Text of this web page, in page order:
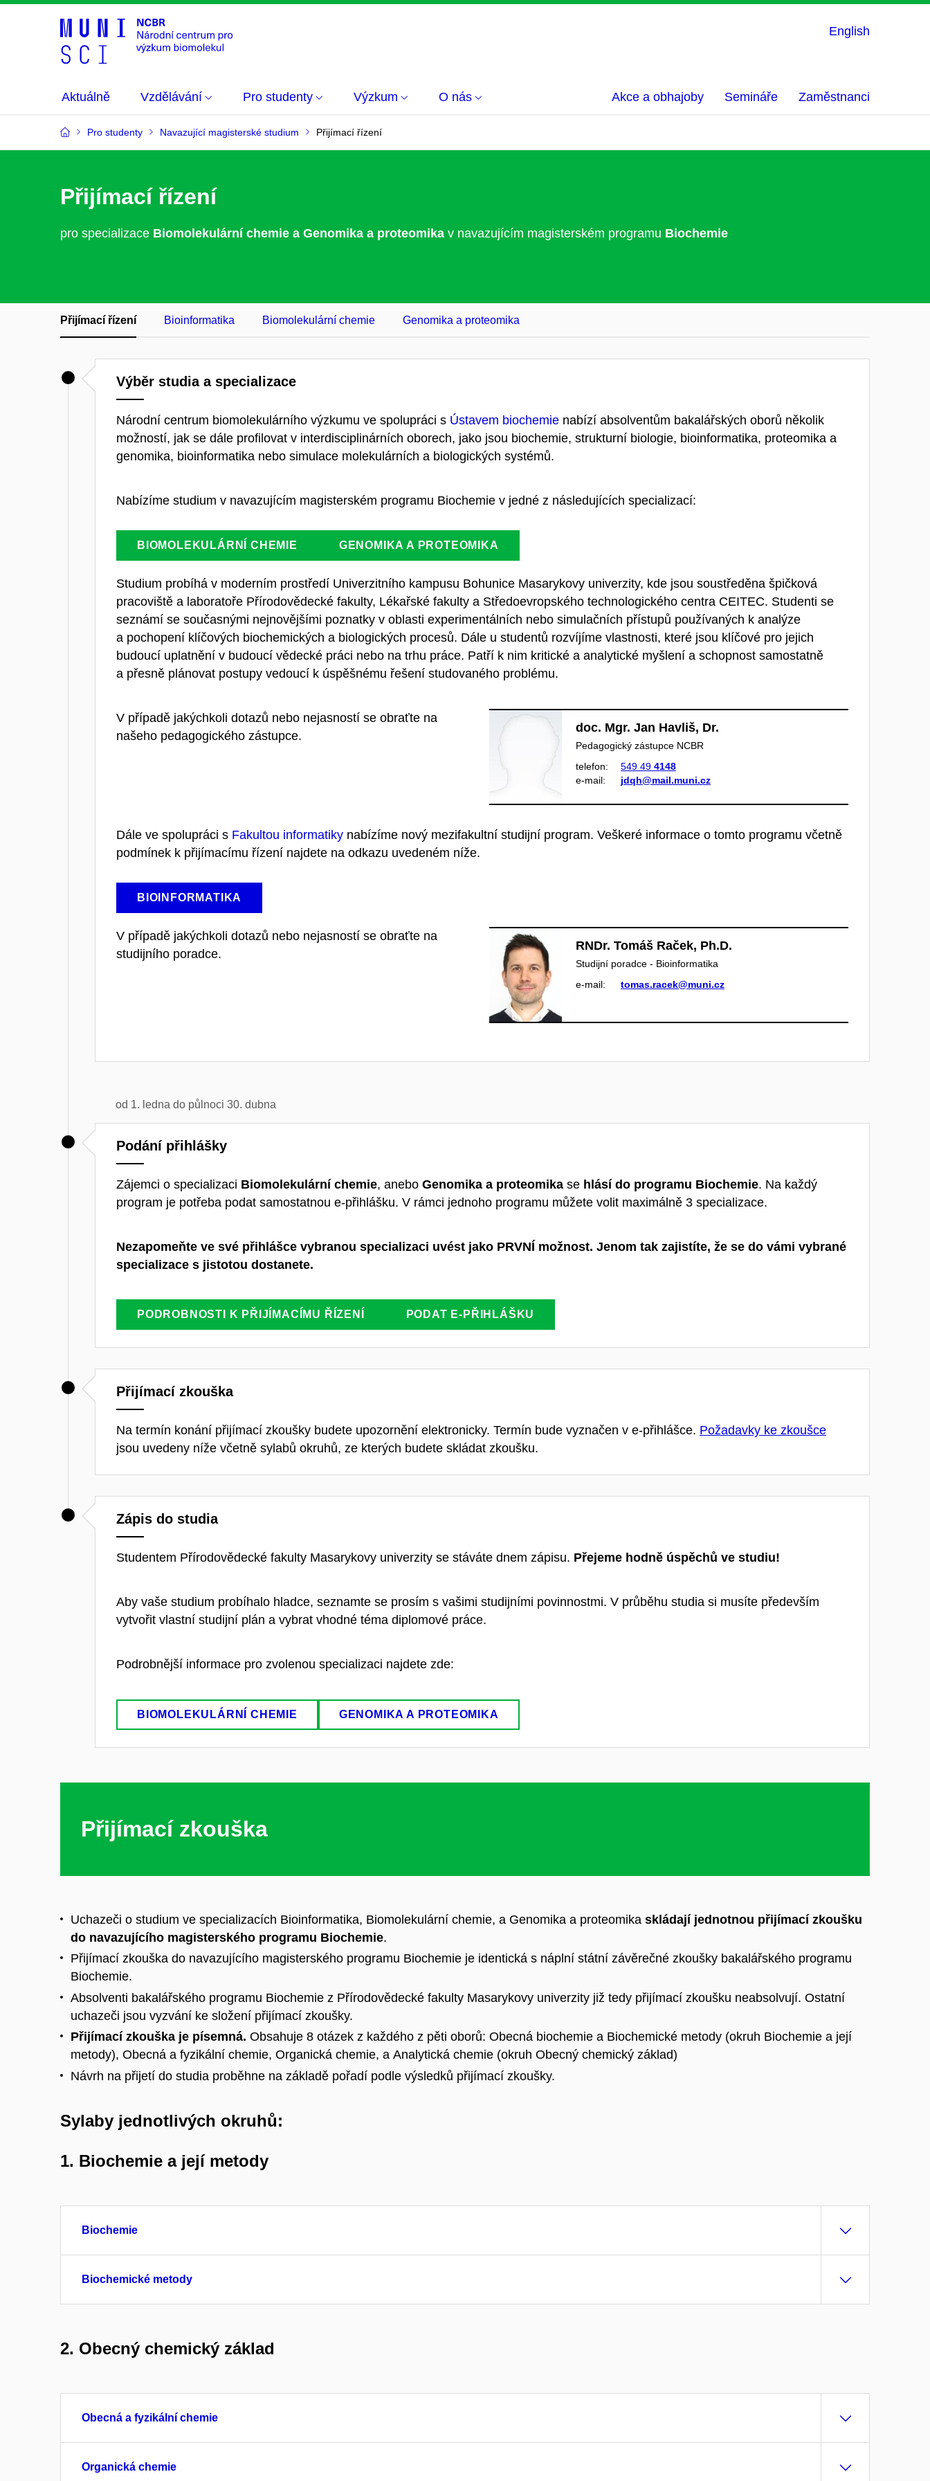
English
Aktuálně Vzdělávání Pro studenty Výzkum O nás Akce a obhajoby Semináře Zaměstnanci
Pro studenty Navazující magisterské studium Přijímací řízení
Přijímací řízení
pro specializace Biomolekulární chemie a Genomika a proteomika v navazujícím magisterském programu Biochemie
Přijímací řízení Bioinformatika Biomolekulární chemie Genomika a proteomika
Výběr studia a specializace
Národní centrum biomolekulárního výzkumu ve spolupráci s Ústavem biochemie nabízí absolventům bakalářských oborů několik
možností, jak se dále profilovat v interdisciplinárních oborech, jako jsou biochemie, strukturní biologie, bioinformatika, proteomika a
genomika, bioinformatika nebo simulace molekulárních a biologických systémů.
Nabízíme studium v navazujícím magisterském programu Biochemie v jedné z následujících specializací:
BIOMOLEKULÁRNÍ CHEMIE GENOMIKA A PROTEOMIKA
Studium probíhá v moderním prostředí Univerzitního kampusu Bohunice Masarykovy univerzity, kde jsou soustředěna špičková
pracoviště a laboratoře Přírodovědecké fakulty, Lékařské fakulty a Středoevropského technologického centra CEITEC. Studenti se
seznámí se současnými nejnovějšími poznatky v oblasti experimentálních nebo simulačních přístupů používaných k analýze
a pochopení klíčových biochemických a biologických procesů. Dále u studentů rozvíjíme vlastnosti, které jsou klíčové pro jejich
budoucí uplatnění v budoucí vědecké práci nebo na trhu práce. Patří k nim kritické a analytické myšlení a schopnost samostatně
a přesně plánovat postupy vedoucí k úspěšnému řešení studovaného problému.
V případě jakýchkoli dotazů nebo nejasností se obraťte na
našeho pedagogického zástupce.
doc. Mgr. Jan Havliš, Dr.
Pedagogický zástupce NCBR
telefon:
549 49 4148
e‑mail:
jdqh@mail.muni.cz
Dále ve spolupráci s Fakultou informatiky nabízíme nový mezifakultní studijní program. Veškeré informace o tomto programu včetně
podmínek k přijímacímu řízení najdete na odkazu uvedeném níže.
BIOINFORMATIKA
V případě jakýchkoli dotazů nebo nejasností se obraťte na
studijního poradce.
RNDr. Tomáš Raček, Ph.D.
Studijní poradce - Bioinformatika
e‑mail:
tomas.racek@muni.cz
od 1. ledna do půlnoci 30. dubna
Podání přihlášky
Zájemci o specializaci Biomolekulární chemie, anebo Genomika a proteomika se hlásí do programu Biochemie. Na každý
program je potřeba podat samostatnou e-přihlášku. V rámci jednoho programu můžete volit maximálně 3 specializace.
Nezapomeňte ve své přihlášce vybranou specializaci uvést jako PRVNÍ možnost. Jenom tak zajistíte, že se do vámi vybrané
specializace s jistotou dostanete.
PODROBNOSTI K PŘIJÍMACÍMU ŘÍZENÍ PODAT E-PŘIHLÁŠKU
Přijímací zkouška
Na termín konání přijímací zkoušky budete upozornění elektronicky. Termín bude vyznačen v e-přihlášce. Požadavky ke zkoušce
jsou uvedeny níže včetně sylabů okruhů, ze kterých budete skládat zkoušku.
Zápis do studia
Studentem Přírodovědecké fakulty Masarykovy univerzity se stáváte dnem zápisu. Přejeme hodně úspěchů ve studiu!
Aby vaše studium probíhalo hladce, seznamte se prosím s vašimi studijními povinnostmi. V průběhu studia si musíte především
vytvořit vlastní studijní plán a vybrat vhodné téma diplomové práce.
Podrobnější informace pro zvolenou specializaci najdete zde:
BIOMOLEKULÁRNÍ CHEMIE GENOMIKA A PROTEOMIKA
Přijímací zkouška
Uchazeči o studium ve specializacích Bioinformatika, Biomolekulární chemie, a Genomika a proteomika skládají jednotnou přijímací zkoušku
do navazujícího magisterského programu Biochemie.
Přijímací zkouška do navazujícího magisterského programu Biochemie je identická s náplní státní závěrečné zkoušky bakalářského programu
Biochemie.
Absolventi bakalářského programu Biochemie z Přírodovědecké fakulty Masarykovy univerzity již tedy přijímací zkoušku neabsolvují. Ostatní
uchazeči jsou vyzvání ke složení přijímací zkoušky.
Přijímací zkouška je písemná. Obsahuje 8 otázek z každého z pěti oborů: Obecná biochemie a Biochemické metody (okruh Biochemie a její
metody), Obecná a fyzikální chemie, Organická chemie, a Analytická chemie (okruh Obecný chemický základ)
Návrh na přijetí do studia proběhne na základě pořadí podle výsledků přijímací zkoušky.
Sylaby jednotlivých okruhů:
1. Biochemie a její metody
Biochemie
Biochemické metody
2. Obecný chemický základ
Obecná a fyzikální chemie
Organická chemie